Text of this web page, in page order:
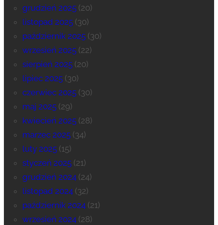
grudzień 2025(20)
listopad 2025(30)
październik 2025(30)
wrzesień 2025(22)
sierpień 2025(20)
lipiec 2025(30)
czerwiec 2025(30)
maj 2025(29)
kwiecień 2025(28)
marzec 2025(34)
luty 2025(15)
styczeń 2025(21)
grudzień 2024(24)
listopad 2024(32)
październik 2024(21)
wrzesień 2024(28)